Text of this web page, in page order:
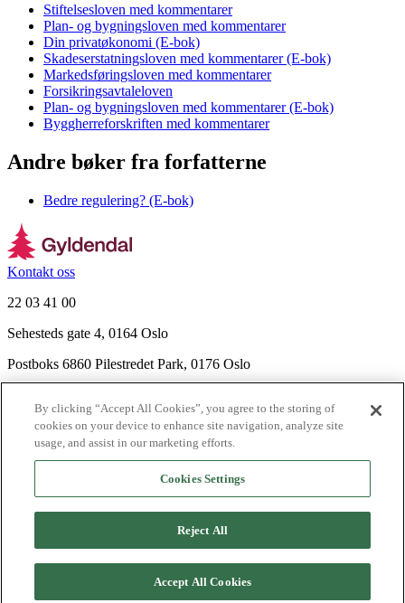
Stiftelsesloven med kommentarer
Plan- og bygningsloven med kommentarer
Din privatøkonomi (E-bok)
Skadeserstatningsloven med kommentarer (E-bok)
Markedsføringsloven med kommentarer
Forsikringsavtaleloven
Plan- og bygningsloven med kommentarer (E-bok)
Byggherreforskriften med kommentarer
Andre bøker fra forfatterne
Bedre regulering? (E-bok)
Kontakt oss
22 03 41 00
Sehesteds gate 4, 0164 Oslo
Postboks 6860 Pilestredet Park, 0176 Oslo
Nyhetsbrev
Ledige stillinger
Send inn manus
Agency
PersonvernerklæringerInformasjonskapsler
By clicking “Accept All Cookies”, you agree to the storing of
cookies on your device to enhance site navigation, analyze site
usage, and assist in our marketing efforts.
Cookies Settings
Reject All
Accept All Cookies